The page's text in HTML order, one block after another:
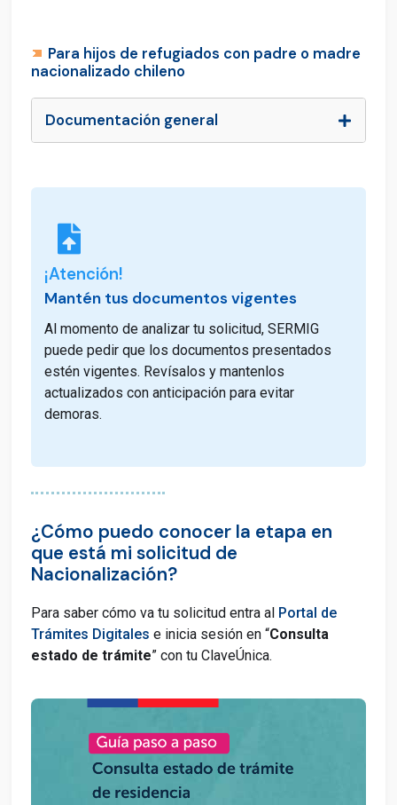
Para hijos de refugiados con padre o madre
nacionalizado chileno
Documentación general
¡Atención!
Mantén tus documentos vigentes
Al momento de analizar tu solicitud, SERMIG
puede pedir que los documentos presentados
estén vigentes. Revísalos y mantenlos
actualizados con anticipación para evitar
demoras.
¿Cómo puedo conocer la etapa en
que está mi solicitud de
Nacionalización?
Para saber cómo va tu solicitud entra al Portal de
Trámites Digitales e inicia sesión en “Consulta
estado de trámite” con tu ClaveÚnica.